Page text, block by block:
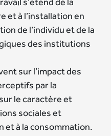
et à l’installation en
de l’individu et de la
des institutions
sur l’impact des
par la
le caractère et
sociales et
et à la consommation.